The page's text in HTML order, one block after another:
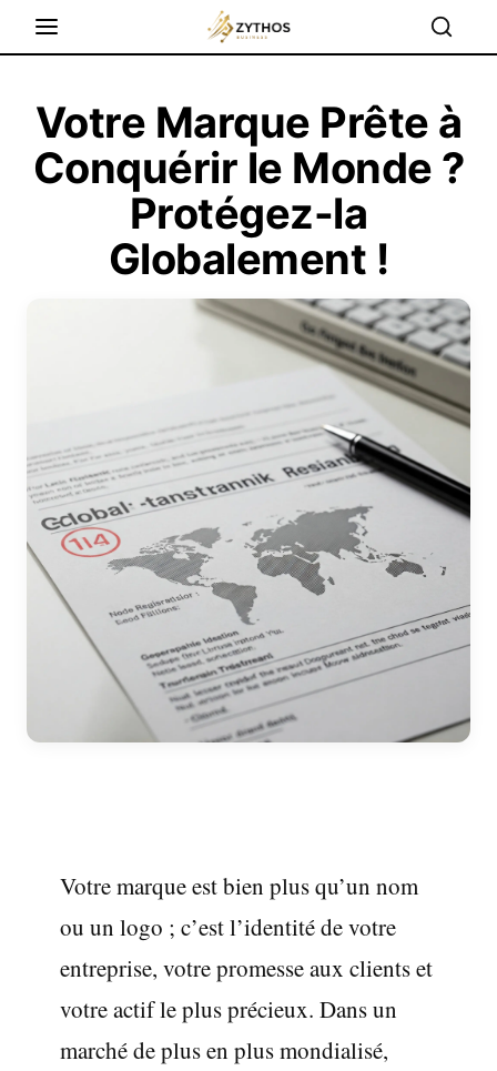
Votre Marque Prête à
Conquérir le Monde ?
Protégez-la
Globalement !
Votre marque est bien plus qu’un nom
ou un logo ; c’est l’identité de votre
entreprise, votre promesse aux clients et
votre actif le plus précieux. Dans un
marché de plus en plus mondialisé,